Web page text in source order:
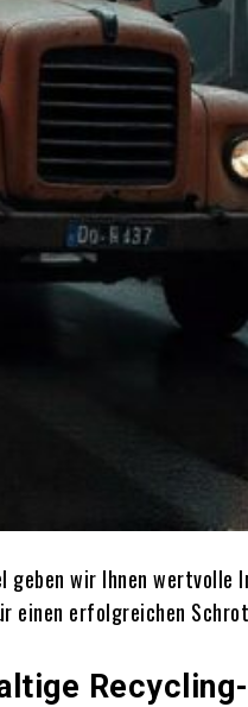
wir Ihnen wertvolle
einen erfolgreichen